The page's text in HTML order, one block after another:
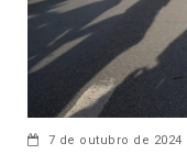
7 de outubro de 2024